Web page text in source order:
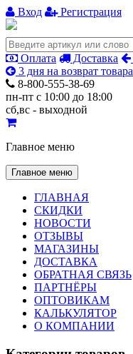
Вход Регистрация
Оплата Доставка
3 дня на возврат товара
8-800-555-38-69
пн-пт с 10:00 до 18:00
сб,вс - выходной
Главное меню
Главное меню
ГЛАВНАЯ
СКИДКИ
НОВОСТИ
ОТЗЫВЫ
МАГАЗИНЫ
ДОСТАВКА
ОБРАТНАЯ СВЯЗЬ
ПАРТНЁРЫ
ОПТОВИКАМ
КАЛЬКУЛЯТОР
О КОМПАНИИ